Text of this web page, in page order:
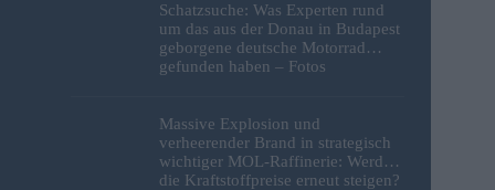
Schatzsuche: Was Experten rund
um das aus der Donau in Budapest
geborgene deutsche Motorrad
gefunden haben – Fotos
Massive Explosion und
verheerender Brand in strategisch
wichtiger MOL-Raffinerie: Werden
die Kraftstoffpreise erneut steigen?